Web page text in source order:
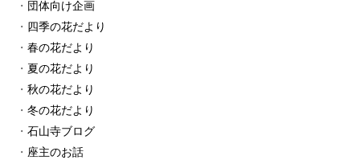
団体向け企画
四季の花だより
春の花だより
夏の花だより
秋の花だより
冬の花だより
石山寺ブログ
座主のお話